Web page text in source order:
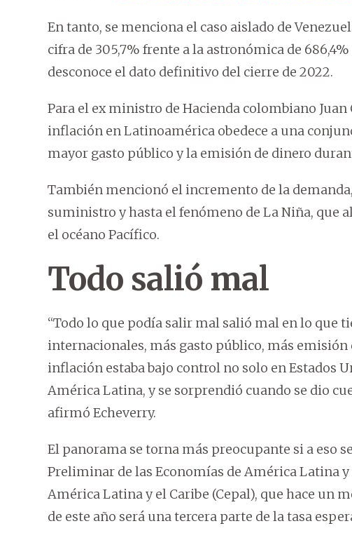
En tanto, se menciona el caso aislado de
cifra de 305,7% frente a la astronómica de
desconoce el dato definitivo del cierre de 2022.
Para el ex ministro de Hacienda colombiano
inflación en Latinoamérica obedece a una
mayor gasto público y la emisión de dinero
También mencionó el incremento de la
suministro y hasta el fenómeno de La Niña, que
el océano Pacífico.
Todo salió mal
“Todo lo que podía salir mal salió mal en lo que
internacionales, más gasto público, más emisión
inflación estaba bajo control no solo en Estados
América Latina, y se sorprendió cuando se dio
afirmó Echeverry.
El panorama se torna más preocupante si a eso
Preliminar de las Economías de América Latina
América Latina y el Caribe (Cepal), que hace un
de este año será una tercera parte de la tasa